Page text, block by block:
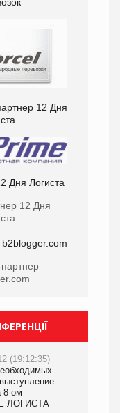
12 Дня
Дня Логиста
(19:12:35)
8-ом
ЛОГИСТА